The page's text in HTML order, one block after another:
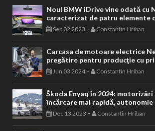
Noul BMW iDrive vine odată cu
caracterizat de patru elemente
Sep 02 2023 - Constantin Hriban
Carcasa de motoare electrice
pregătire pentru producţie cu
Jun 03 2024- Constantin Hriban
Škoda Enyaq în 2024:
încărcare mai rapidă, autonomie
Dec 13 2023 - Constantin Hriban